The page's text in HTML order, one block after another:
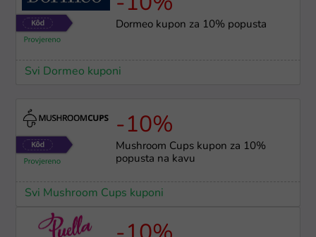
Dormeo kupon za 10% popusta
Svi Dormeo kuponi
-10%
Mushroom Cups kupon za 10%
popusta na kavu
Svi Mushroom Cups kuponi